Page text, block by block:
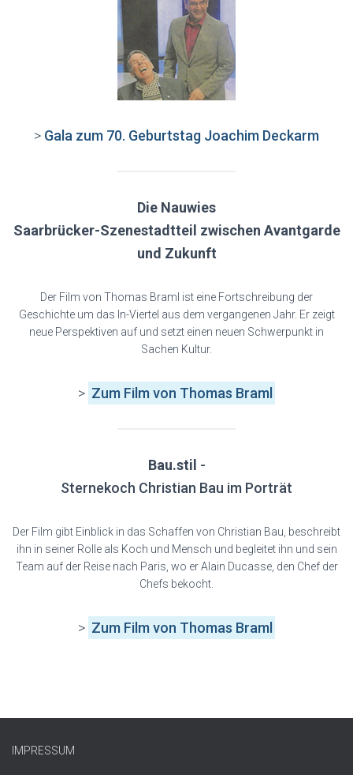
> Gala zum 70. Geburtstag Joachim Deckarm
Die Nauwies
Saarbrücker-Szenestadtteil zwischen Avantgarde
und Zukunft
Der Film von Thomas Braml ist eine Fortschreibung der
Geschichte um das In-Viertel aus dem vergangenen Jahr. Er zeigt
neue Perspektiven auf und setzt einen neuen Schwerpunkt in
Sachen Kultur.
> Zum Film von Thomas Braml
Bau.stil -
Sternekoch Christian Bau im Porträt
Der Film gibt Einblick in das Schaffen von Christian Bau, beschreibt
ihn in seiner Rolle als Koch und Mensch und begleitet ihn und sein
Team auf der Reise nach Paris, wo er Alain Ducasse, den Chef der
Chefs bekocht.
> Zum Film von Thomas Braml
IMPRESSUM